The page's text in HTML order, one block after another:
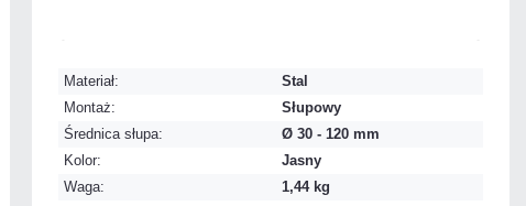
Materiał:
Stal
Montaż:
Słupowy
Średnica słupa:
Ø 30 - 120 mm
Kolor:
Jasny
Waga:
1,44 kg